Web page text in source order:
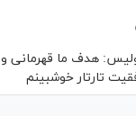
هدف ما قهرمانی و
تارتار خوشبینم